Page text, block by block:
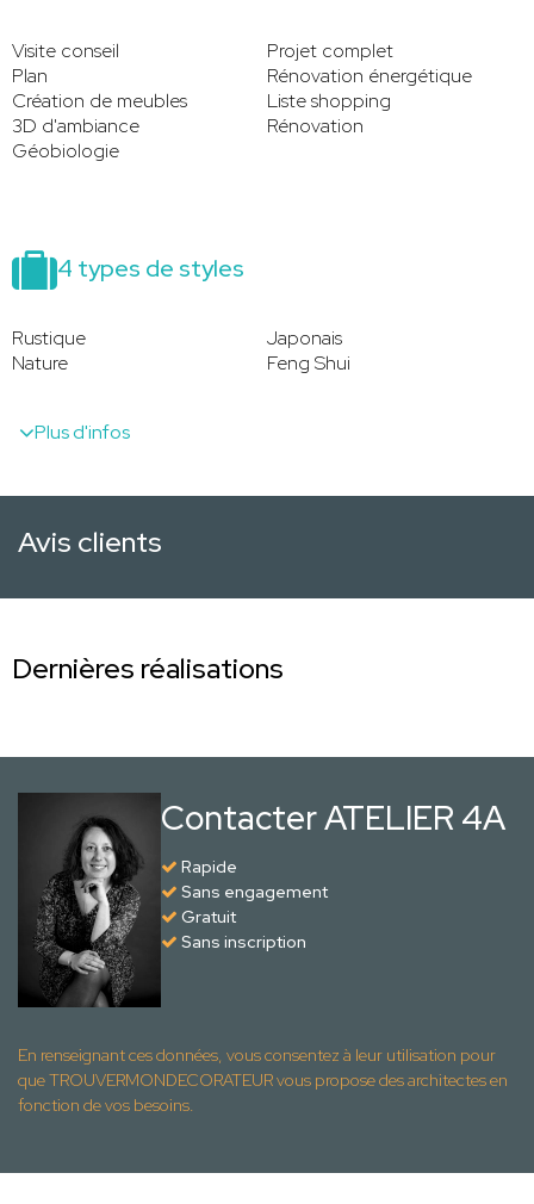
4 types de styles
Rustique
Japonais
Nature
Feng Shui
Visite conseil
Projet complet
Plan
Rénovation énergétique
Création de meubles
Liste shopping
3D d'ambiance
Rénovation
Géobiologie
Plus d'infos
Avis clients
Dernières réalisations
Contacter ATELIER 4A
Rapide
Sans engagement
Gratuit
Sans inscription
En renseignant ces données, vous consentez à leur utilisation pour
que TROUVERMONDECORATEUR vous propose des architectes en
fonction de vos besoins.